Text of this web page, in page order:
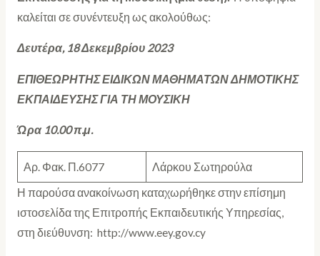
καλείται σε συνέντευξη ως ακολούθως:
Δευτέρα, 18 Δεκεμβρίου 2023
ΕΠΙΘΕΩΡΗΤΗΣ ΕΙΔΙΚΩΝ ΜΑΘΗΜΑΤΩΝ ΔΗΜΟΤΙΚΗΣ
ΕΚΠΑΙΔΕΥΣΗΣ ΓΙΑ ΤΗ ΜΟΥΣΙΚΗ
Ώρα 10.00 π.μ.
Αρ. Φακ. Π.6077
Λάρκου Σωτηρούλα
Η παρούσα ανακοίνωση καταχωρήθηκε στην επίσημη
ιστοσελίδα της Επιτροπής Εκπαιδευτικής Υπηρεσίας,
στη διεύθυνση: http://www.eey.gov.cy